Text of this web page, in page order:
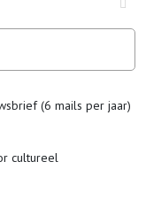
(6 mails per jaar)
cultureel